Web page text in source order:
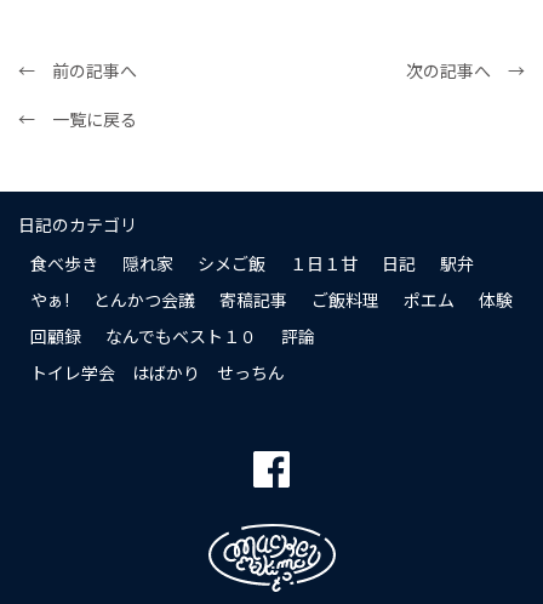
← 前の記事へ
次の記事へ →
← 一覧に戻る
日記のカテゴリ
食べ歩き
隠れ家 シメご飯 １日１甘 日記
駅弁
やぁ!
とんかつ会議 寄稿記事 ご飯料理 ポエム
体験
回顧録
なんでもベスト１０
評論
トイレ学会 はばかり せっちん